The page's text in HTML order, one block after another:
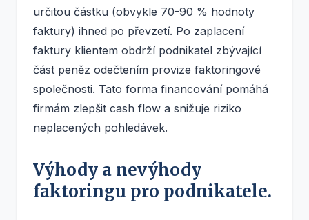
určitou částku (obvykle 70-90 % hodnoty
faktury) ihned po převzetí. Po zaplacení
faktury klientem obdrží podnikatel zbývající
část peněz odečtením provize faktoringové
společnosti. Tato forma financování pomáhá
firmám zlepšit cash flow a snižuje riziko
neplacených pohledávek.
Výhody a nevýhody
faktoringu pro podnikatele.